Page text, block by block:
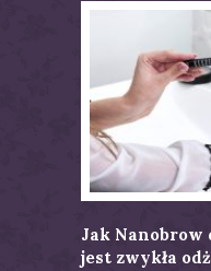
Jak Nanobrow
jest zwykła